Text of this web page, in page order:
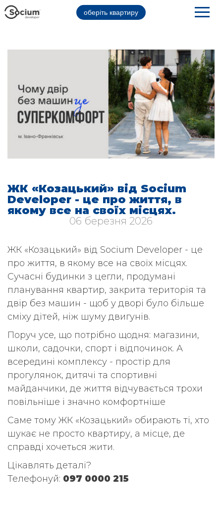
оберіть квартиру
ЖК «Козацький» від Socium
Developer - це про життя, в
якому все на своїх місцях.
06 березня 2026
ЖК «Козацький» від Socium Developer - це
про життя, в якому все на своїх місцях.
Сучасні будинки з цегли, продумані
планування квартир, закрита територія та
двір без машин - щоб у дворі було більше
сміху дітей, ніж шуму двигунів.
Поруч усе, що потрібно щодня: магазини,
школи, садочки, спорт і відпочинок. А
всередині комплексу - простір для
прогулянок, дитячі та спортивні
майданчики, де життя відчувається трохи
повільніше і значно комфортніше
Саме тому ЖК «Козацький» обирають ті, хто
шукає не просто квартиру, а місце, де
справді хочеться жити.
Цікавлять деталі?
Телефонуй: 097 0000 215